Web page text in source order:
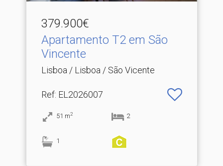
379.900€
Apartamento T2 em São
Vincente
Lisboa / Lisboa / São Vicente
Ref: EL2026007
51 m2 2
1